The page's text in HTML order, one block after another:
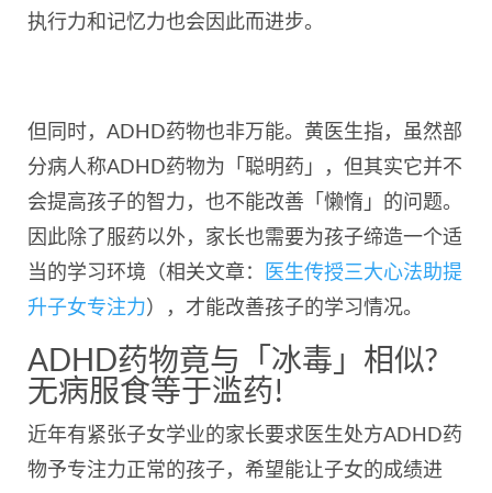
执行力和记忆力也会因此而进步。
但同时，ADHD药物也非万能。黄医生指，虽然部
分病人称ADHD药物为「聪明药」，但其实它并不
会提高孩子的智力，也不能改善「懒惰」的问题。
因此除了服药以外，家长也需要为孩子缔造一个适
当的学习环境（相关文章：
医生传授三大心法助提
升子女专注力），才能改善孩子的学习情况。
ADHD药物竟与「冰毒」相似?
无病服食等于滥药!
近年有紧张子女学业的家长要求医生处方ADHD药
物予专注力正常的孩子，希望能让子女的成绩进